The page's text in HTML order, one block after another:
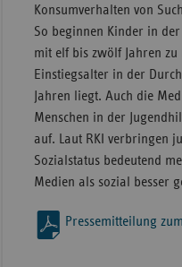
Konsumverhalten von
So beginnen Kinder in
mit elf bis zwölf Jahren
Einstiegsalter in der
Jahren liegt. Auch die
Menschen in der
auf. Laut RKI verbringen
Sozialstatus bedeu­tend
Medien als sozial besser
Pressemitteilung